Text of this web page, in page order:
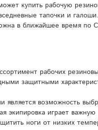
купить рабочую
тапочки и
в ближайшее время по
рабочих
защитными
возможность
экипировка играет
ноги от низких